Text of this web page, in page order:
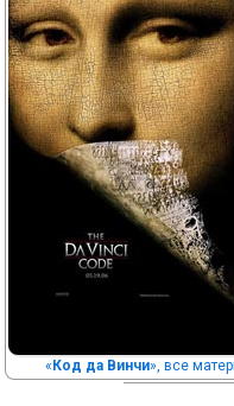
« Код да Винчи», все